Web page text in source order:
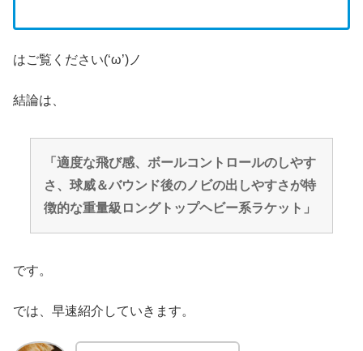
はご覧ください(‘ω’)ノ
結論は、
「適度な飛び感、ボールコントロールのしやす
さ、球威＆バウンド後のノビの出しやすさが特
徴的な重量級ロングトップヘビー系ラケット」
です。
では、早速紹介していきます。